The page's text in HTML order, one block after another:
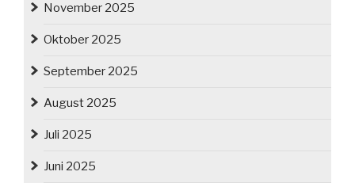
November 2025
Oktober 2025
September 2025
August 2025
Juli 2025
Juni 2025